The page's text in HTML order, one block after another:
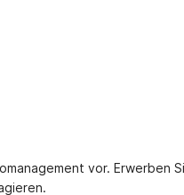
vor. Erwerben